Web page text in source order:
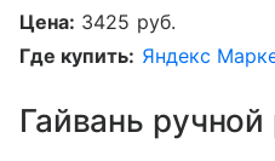
Цена: 3425 руб.
Где купить: Яндекс
Гайвань